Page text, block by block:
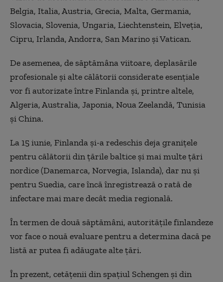
Belgia, Italia, Austria, Grecia, Malta, Germania,
Slovacia, Slovenia, Ungaria, Liechtenstein, Elveţia,
Cipru, Irlanda, Andorra, San Marino şi Vatican.
De asemenea, de săptămâna viitoare, deplasările
profesionale şi alte călătorii considerate esenţiale
vor fi autorizate între Finlanda şi, printre altele,
Algeria, Australia, Japonia, Noua Zeelandă, Tunisia
şi China.
La 15 iunie, Finlanda şi-a redeschis deja graniţele
pentru călătorii din ţările baltice şi mai multe ţări
nordice (Danemarca, Norvegia, Islanda), dar nu şi
pentru Suedia, care încă înregistrează o rată de
infectare mai mare decât media regională.
În termen de două săptămâni, autorităţile finlandeze
vor face o nouă evaluare pentru a determina dacă pe
listă ar putea fi adăugate alte ţări.
În prezent, cetăţenii din spaţiul Schengen şi din